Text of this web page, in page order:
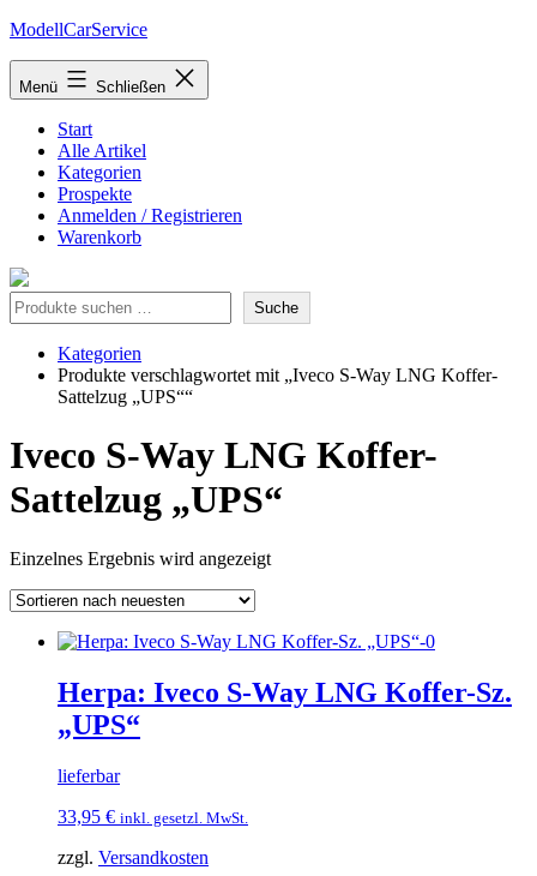
Zum
springen
ModellCarService
Menü Schließen
Start
Alle Artikel
Kategorien
Prospekte
Anmelden / Registrieren
Warenkorb
Suche Suche
Kategorien
Produkte verschlagwortet mit „Iveco S-Way LNG Koffer-
Sattelzug „UPS““
Iveco S-Way LNG Koffer-
Sattelzug „UPS“
Einzelnes Ergebnis wird angezeigt
Herpa: Iveco S-Way LNG Koffer-Sz.
„UPS“
lieferbar
33,95 € inkl. gesetzl. MwSt.
zzgl. Versandkosten